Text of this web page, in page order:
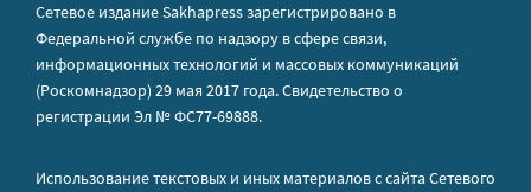
Сетевое издание Sakhapress зарегистрировано в
Федеральной службе по надзору в сфере связи,
информационных технологий и массовых коммуникаций
(Роскомнадзор) 29 мая 2017 года. Свидетельство о
регистрации Эл № ФС77-69888.
Использование текстовых и иных материалов с сайта Сетевого